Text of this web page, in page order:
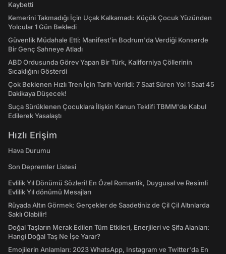
Kaybetti
Kemerini Takmadığı İçin Uçak Kalkamadı: Küçük Çocuk Yüzünden
Yolcular 1 Gün Bekledi
Güvenlik Müdahale Etti: Manifest'in Bodrum'da Verdiği Konserde
Bir Genç Sahneye Atladı
ABD Ordusunda Görev Yapan Bir Türk, Kaliforniya Çöllerinin
Sıcaklığını Gösterdi
Çok Beklenen Hızlı Tren İçin Tarih Verildi: 7 Saat Süren Yol 1 Saat 45
Dakikaya Düşecek!
Suça Sürüklenen Çocuklara İlişkin Kanun Teklifi TBMM'de Kabul
Edilerek Yasalaştı
Hızlı Erişim
Hava Durumu
Son Depremler Listesi
Evlilik Yıl Dönümü Sözleri! En Özel Romantik, Duygusal ve Resimli
Evlilik Yıl dönümü Mesajları
Rüyada Altın Görmek: Gerçekler de Saadetiniz de Çil Çil Altınlarda
Saklı Olabilir!
Doğal Taşların Merak Edilen Tüm Etkileri, Enerjileri ve Şifa Alanları:
Hangi Doğal Taş Ne İşe Yarar?
Emojilerin Anlamları: 2023 WhatsApp, Instagram ve Twitter'da En